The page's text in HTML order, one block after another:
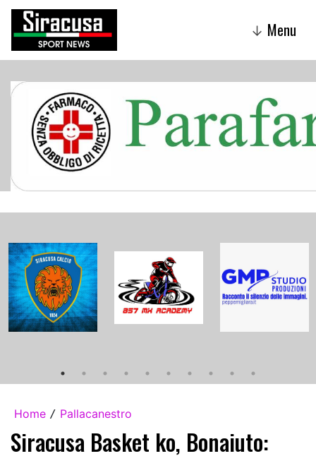
↓ Menu
Home / Pallacanestro
Siracusa Basket ko, Bonaiuto: